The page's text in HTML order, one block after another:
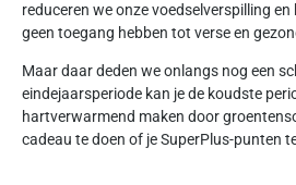
reduceren we onze voedselverspilling en
geen toegang hebben tot verse en
Maar daar deden we onlangs nog een
eindejaarsperiode kan je de koudste
hartverwarmend maken door
cadeau te doen of je SuperPlus-punten